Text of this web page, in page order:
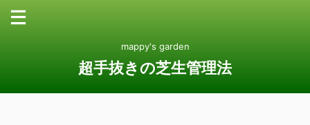
mappy's garden
超手抜きの芝生管理法